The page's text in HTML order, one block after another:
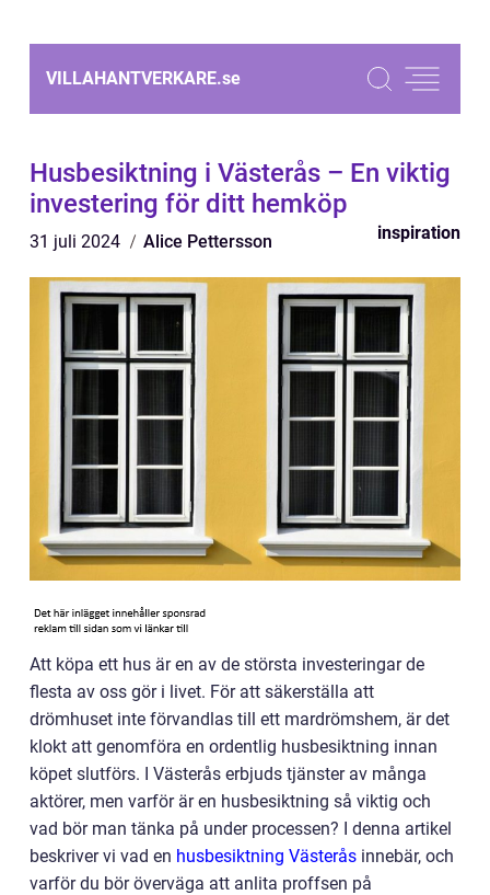
VILLAHANTVERKARE.se
Husbesiktning i Västerås – En viktig
investering för ditt hemköp
31 juli 2024 Alice Pettersson inspiration
Att köpa ett hus är en av de största investeringar de
flesta av oss gör i livet. För att säkerställa att
drömhuset inte förvandlas till ett mardrömshem, är det
klokt att genomföra en ordentlig husbesiktning innan
köpet slutförs. I Västerås erbjuds tjänster av många
aktörer, men varför är en husbesiktning så viktig och
vad bör man tänka på under processen? I denna artikel
beskriver vi vad en husbesiktning Västerås innebär, och
varför du bör överväga att anlita proffsen på